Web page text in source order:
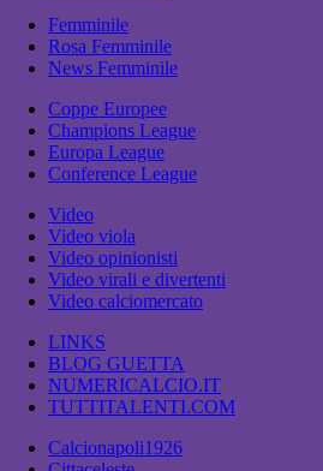
Femminile
Rosa Femminile
News Femminile
Coppe Europee
Champions League
Europa League
Conference League
Video
Video viola
Video opinionisti
Video virali e divertenti
Video calciomercato
LINKS
BLOG GUETTA
NUMERICALCIO.IT
TUTTITALENTI.COM
Calcionapoli1926